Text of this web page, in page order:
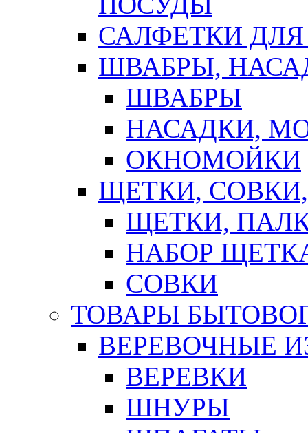
САЛФЕТКИ
ШВАБРЫ,
ШВАБРЫ
НАСАДКИ,
ОКНОМОЙКИ
ЩЕТКИ,
ЩЕТКИ,
НАБОР
СОВКИ
ТОВАРЫ
ВЕРЕВОЧНЫЕ
ВЕРЕВКИ
ШНУРЫ